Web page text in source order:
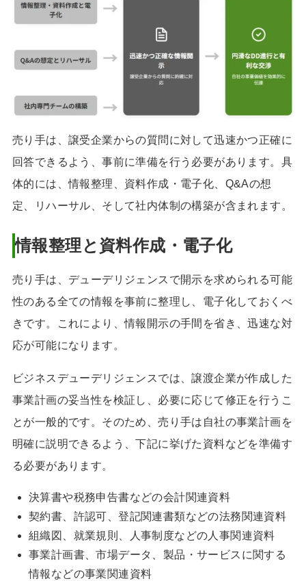
売り手は、譲受企業からの質問に対して迅速かつ正確に
回答できるよう、事前に準備を行う必要があります。具
体的には、情報整理、資料作成・電子化、Q&Aの想
定、リハーサル、そして社内体制の構築が含まれます。
情報整理と資料作成・電子化
売り手は、デューデリジェンスで開示を求められる可能
性のある全ての情報を事前に整理し、電子化しておくべ
きです。これにより、情報開示の手間を省き、迅速な対
応が可能になります。
ビジネスデューデリジェンスでは、譲渡企業が作成した
事業計画の妥当性を検証し、必要に応じて修正を行うこ
とが一般的です。そのため、売り手は自社の事業計画を
明確に説明できるよう、下記に挙げた資料などを準備す
る必要があります。
決算書や税務申告書などの会計関連資料
契約書、許認可、登記関連書類などの法務関連資料
組織図、就業規則、人事制度などの人事関連資料
事業計画書、市場データ、製品・サービスに関する
情報などの事業関連資料